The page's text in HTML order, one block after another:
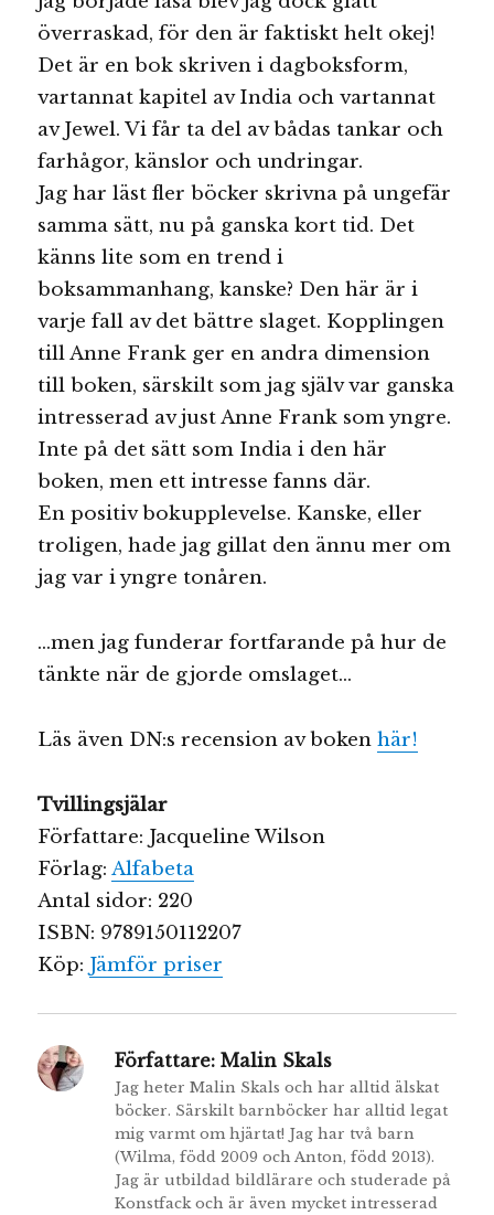
överraskad, för den är faktiskt helt okej!
Det är en bok skriven i dagboksform,
vartannat kapitel av India och vartannat
av Jewel. Vi får ta del av bådas tankar och
farhågor, känslor och undringar.
Jag har läst fler böcker skrivna på ungefär
samma sätt, nu på ganska kort tid. Det
känns lite som en trend i
boksammanhang, kanske? Den här är i
varje fall av det bättre slaget. Kopplingen
till Anne Frank ger en andra dimension
till boken, särskilt som jag själv var ganska
intresserad av just Anne Frank som yngre.
Inte på det sätt som India i den här
boken, men ett intresse fanns där.
En positiv bokupplevelse. Kanske, eller
troligen, hade jag gillat den ännu mer om
jag var i yngre tonåren.
…men jag funderar fortfarande på hur de
tänkte när de gjorde omslaget…
Läs även DN:s recension av bokenhär!
Tvillingsjälar
Författare: Jacqueline Wilson
Förlag:Alfabeta
Antal sidor: 220
ISBN: 9789150112207
Köp: Jämför priser
Författare: Malin Skals
Jag heter Malin Skals och har alltid älskat
böcker. Särskilt barnböcker har alltid legat
mig varmt om hjärtat! Jag har två barn
(Wilma, född 2009 och Anton, född 2013).
Jag är utbildad bildlärare och studerade på
Konstfack och är även mycket intresserad